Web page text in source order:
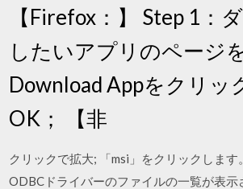
【Firefox：】 Step 1：
したいアプリのページ
Download Appをクリッ
OK； 【非
クリックで拡大; 「msi」をクリックします
ODBCドライバーのファイルの一覧が表示